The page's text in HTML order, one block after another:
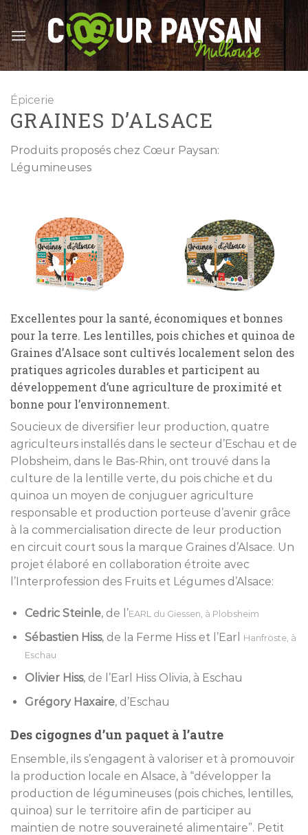
Skip
to
content
Épicerie
GRAINES D’ALSACE
Produits proposés chez Cœur Paysan:
Légumineuses
Excellentes pour la santé, économiques et bonnes
pour la terre. Les lentilles, pois chiches et quinoa de
Graines d’Alsace sont cultivés localement selon des
pratiques agricoles durables et participent au
développement d’une agriculture de proximité et
bonne pour l’environnement.
Soucieux de diversifier leur production, quatre
agriculteurs installés dans le secteur d’Eschau et de
Plobsheim, dans le Bas-Rhin, ont trouvé dans la
culture de la lentille verte, du pois chiche et du
quinoa un moyen de conjuguer agriculture
responsable et production porteuse d’avenir grâce
à la commercialisation directe de leur production
en circuit court sous la marque Graines d’Alsace. Un
projet élaboré en collaboration étroite avec
l’Interprofession des Fruits et Légumes d’Alsace:
Cedric Steinle, de l’EARL du Giessen, à Plobsheim
Sébastien Hiss, de la Ferme Hiss et l’Earl
Hanfröste, à
Eschau
Olivier Hiss, de l’Earl Hiss Olivia, à Eschau
Grégory Haxaire, d’Eschau
Des cigognes d’un paquet à l’autre
Ensemble, ils s’engagent à valoriser et à promouvoir
la production locale en Alsace, à “développer la
production de légumineuses (pois chiches, lentilles,
quinoa) sur le territoire afin de participer au
maintien de notre souveraineté alimentaire”. Petit